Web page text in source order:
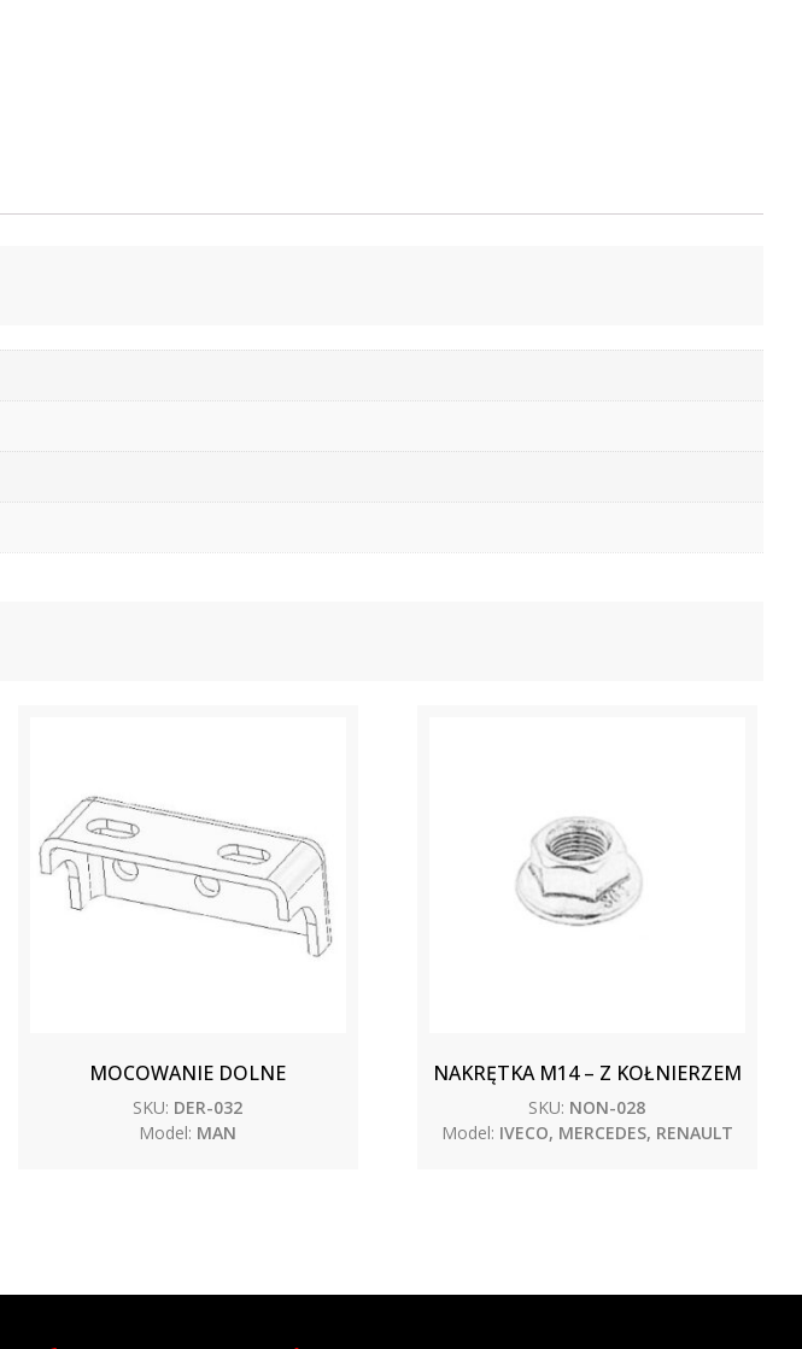
MOCOWANIE DOLNE
SKU: DER-032
Model: MAN
NAKRĘTKA M14 – Z KOŁNIERZEM
SKU: NON-028
Model: IVECO, MERCEDES, RENAULT